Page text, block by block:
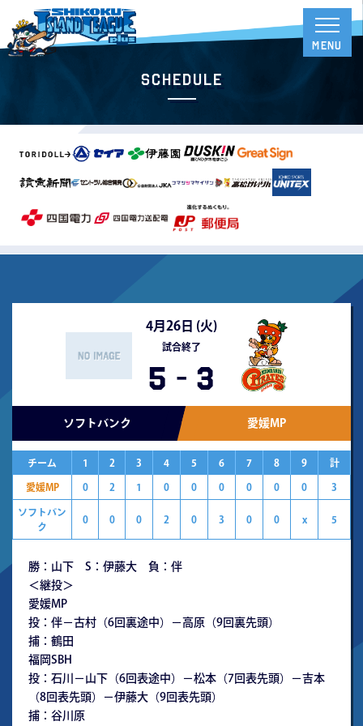
Schedule
4月26日 (火)
試合終了
5 - 3
ソフトバンク 愛媛MP
チーム 1 2 3 4 5 6 7 8 9 計
愛媛MP 0 2 1 0 0 0 0 0 0 3
ソフトバン
ク
0 0 0 2 0 3 0 0 x 5
勝：山下 S：伊藤大 負：伴
＜継投＞
愛媛MP
投：伴－古村（6回裏途中）－高原（9回裏先頭）
捕：鶴田
福岡SBH
投：石川－山下（6回表途中）－松本（7回表先頭）－吉本
（8回表先頭）－伊藤大（9回表先頭）
捕：谷川原